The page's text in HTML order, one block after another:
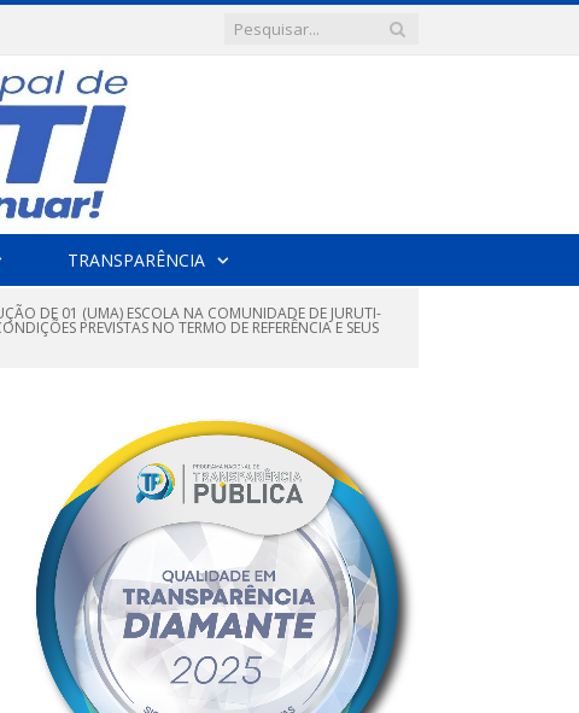
TRANSPARÊNCIA
DE 01 (UMA) ESCOLA NA COMUNIDADE DE JURUTI-
PREVISTAS NO TERMO DE REFERÊNCIA E SEUS